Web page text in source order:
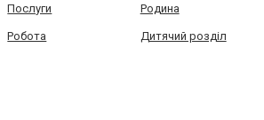
Послуги Родина
Робота Дитячий розділ